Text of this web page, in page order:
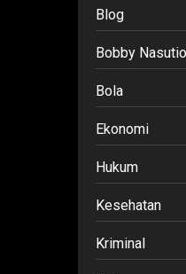
Blog
Bobby
Bola
Ekonomi
Hukum
Kesehatan
Kriminal